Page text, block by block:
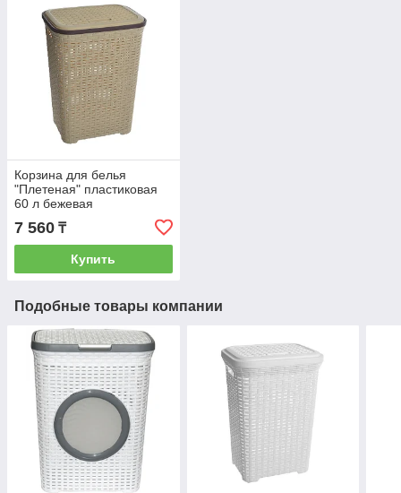
Корзина для белья
"Плетеная" пластиковая
60 л бежевая
7 560 ₸
Купить
Подобные товары компании